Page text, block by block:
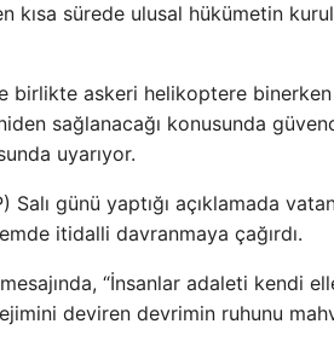
sürede ulusal hükümetin
birlikte askeri helikoptere
sağlanacağı konusunda
uyarıyor.
günü yaptığı açıklamada
itidalli davranmaya çağırdı.
“İnsanlar adaleti kendi
deviren devrimin ruhunu